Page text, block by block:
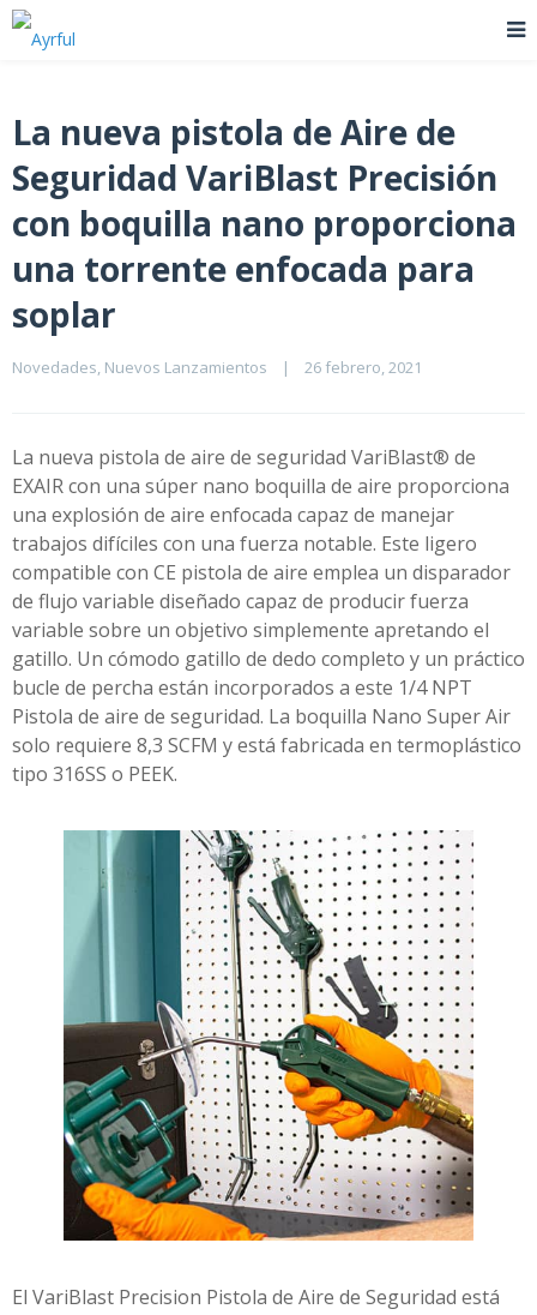
La nueva pistola de Aire de
Seguridad VariBlast Precisión
con boquilla nano proporciona
una torrente enfocada para
soplar
Novedades, Nuevos Lanzamientos | 26 febrero, 2021
La nueva pistola de aire de seguridad VariBlast® de
EXAIR con una súper nano boquilla de aire proporciona
una explosión de aire enfocada capaz de manejar
trabajos difíciles con una fuerza notable. Este ligero
compatible con CE pistola de aire emplea un disparador
de flujo variable diseñado capaz de producir fuerza
variable sobre un objetivo simplemente apretando el
gatillo. Un cómodo gatillo de dedo completo y un práctico
bucle de percha están incorporados a este 1/4 NPT
Pistola de aire de seguridad. La boquilla Nano Super Air
solo requiere 8,3 SCFM y está fabricada en termoplástico
tipo 316SS o PEEK.
El VariBlast Precision Pistola de Aire de Seguridad está